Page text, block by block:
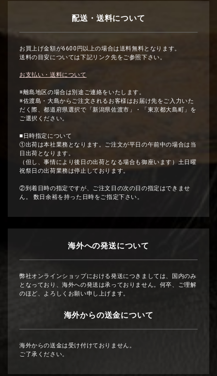
配送・送料について
お買上げ金額が6600円以上の場合は送料無料となります。
送料の目安については下記リンク先をご参照下さい。
お支払い・送料について
※離島地区の場合は別途ご連絡をいたします。
※佐渡島・大島からご注文されるお客様はお届け先をご入力いた
だく際、都道府県選択で「新潟県佐渡市」・「東京都大島町」を
ご選択ください。
■日時指定について
①出荷は本社業務となります。ご注文が平日の午前中の場合は当
日出荷となります。
（但し、事情により後日の出荷となる場合も御座います）土日曜
祝祭日の出荷業務は停止しております。
②到着日時の指定ですが、ご注文日の次の日の指定はできませ
ん。 数日余裕を持った日時をご指定下さい。
海外への発送について
弊社オンラインショップにおける発送につきましては、国内のみ
となっており、海外への発送は承っておりません。何卒、ご理解
のほど、よろしくお願い申し上げます。
海外からの送金について
海外からの送金は受け付けておりません。
ご了承ください。